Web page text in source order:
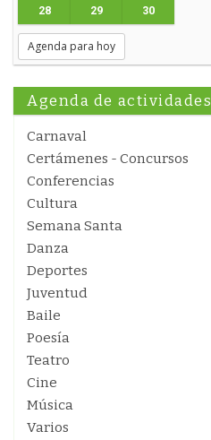
28 29 30
Agenda para hoy
Agenda de actividades
Carnaval
Certámenes - Concursos
Conferencias
Cultura
Semana Santa
Danza
Deportes
Juventud
Baile
Poesía
Teatro
Cine
Música
Varios